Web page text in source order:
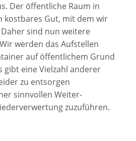
Der öffentliche Raum in
kostbares Gut, mit dem wir
sind nun weitere
werden das Aufstellen
auf öffentlichem Grund
gibt eine Vielzahl anderer
zu entsorgen
sinnvollen Weiter-
zuzuführen.